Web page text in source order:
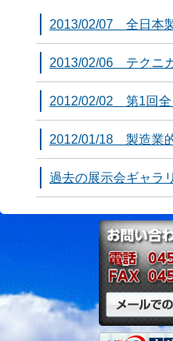
2013/02/07 全日本
2013/02/06 テクニ
2012/02/02 第1回全
2012/01/18 製造業
過去の展示会ギャラ